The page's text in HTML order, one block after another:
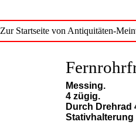
Zur Startseite von Antiquitäten-
Messing.
4 zügig.
Durch Drehrad
Stativhalterung